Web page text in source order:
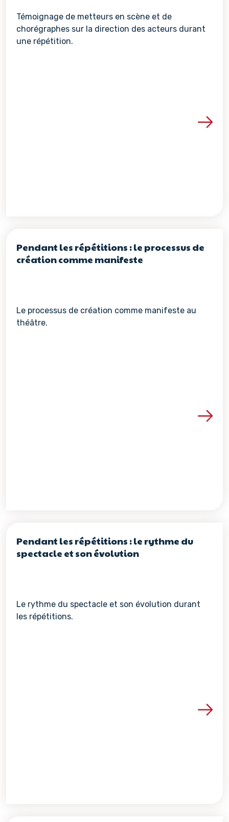
Témoignage de metteurs en scène et de
chorégraphes sur la direction des acteurs durant
une répétition.
Voir les détails de la
Pendant les répétitions : le processus de
création comme manifeste
Le processus de création comme manifeste au
théâtre.
Voir les détails de la
Pendant les répétitions : le rythme du
spectacle et son évolution
Le rythme du spectacle et son évolution durant
les répétitions.
Voir les détails de la